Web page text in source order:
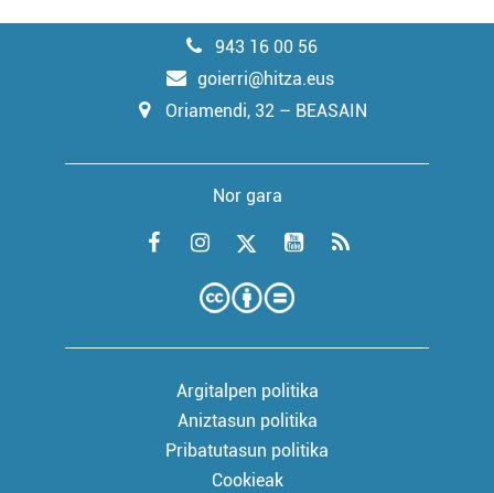
943 16 00 56
goierri@hitza.eus
Oriamendi, 32 – BEASAIN
Nor gara
Argitalpen politika
Aniztasun politika
Pribatutasun politika
Cookieak